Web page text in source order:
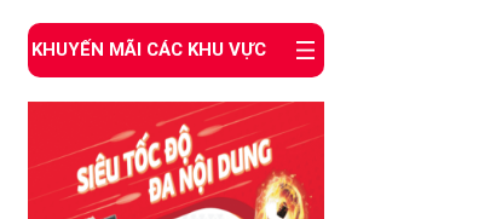
KHUYẾN MÃI CÁC KHU VỰC